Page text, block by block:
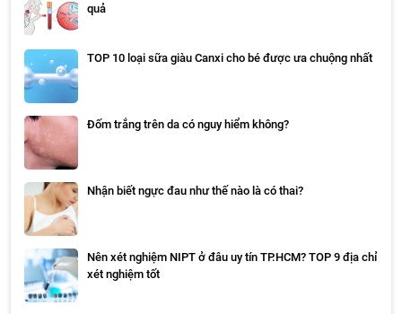
quả
TOP 10 loại sữa giàu Canxi cho bé được ưa chuộng nhất
Đốm trắng trên da có nguy hiểm không?
Nhận biết ngực đau như thế nào là có thai?
Nên xét nghiệm NIPT ở đâu uy tín TP.HCM? TOP 9 địa chỉ
xét nghiệm tốt